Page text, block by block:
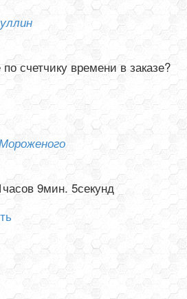
счетчику времени в заказе?
9мин. 5секунд